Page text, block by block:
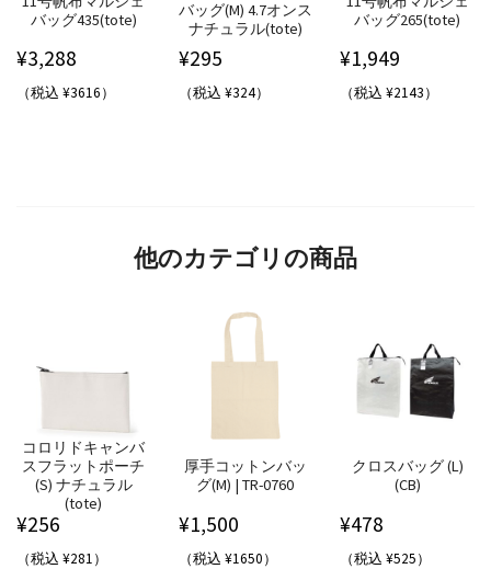
バッグ435(tote)
¥3,288
（税込 ¥3616）
バッグ(M) 4.7オンス
ナチュラル(tote)
¥295
（税込 ¥324）
バッグ265(tote)
¥1,949
（税込 ¥2143）
他のカテゴリの商品
コロリドキャンバ
スフラットポーチ
(S) ナチュラル
(tote)
¥256
（税込 ¥281）
厚手コットンバッ
グ(M) | TR-0760
¥1,500
（税込 ¥1650）
クロスバッグ (L)
(CB)
¥478
（税込 ¥525）